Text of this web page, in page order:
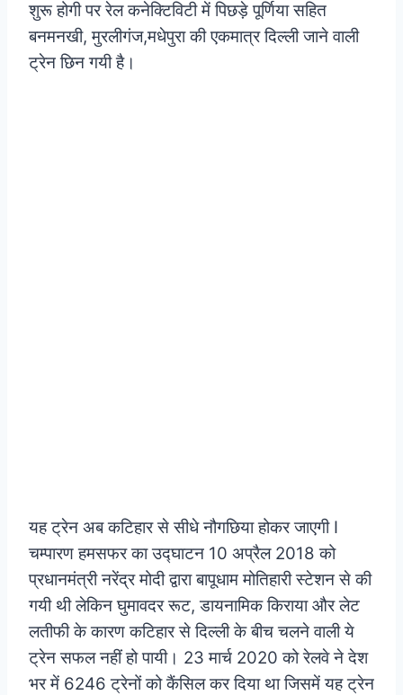
शुरू होगी पर रेल कनेक्टिविटी में पिछड़े पूर्णिया सहित
बनमनखी, मुरलीगंज,मधेपुरा की एकमात्र दिल्ली जाने वाली
ट्रेन छिन गयी है।
यह ट्रेन अब कटिहार से सीधे नौगछिया होकर जाएगी I
चम्पारण हमसफर का उद्घाटन 10 अप्रैल 2018 को
प्रधानमंत्री नरेंद्र मोदी द्वारा बापूधाम मोतिहारी स्टेशन से की
गयी थी लेकिन घुमावदर रूट, डायनामिक किराया और लेट
लतीफी के कारण कटिहार से दिल्ली के बीच चलने वाली ये
ट्रेन सफल नहीं हो पायी। 23 मार्च 2020 को रेलवे ने देश
भर में 6246 ट्रेनों को कैंसिल कर दिया था जिसमें यह ट्रेन